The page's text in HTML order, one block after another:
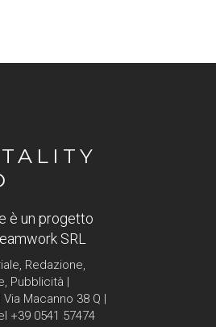
è un progetto
SRL
Redazione,
Pubblicità |
| Via Macanno 38 Q |
+39 0541 57474